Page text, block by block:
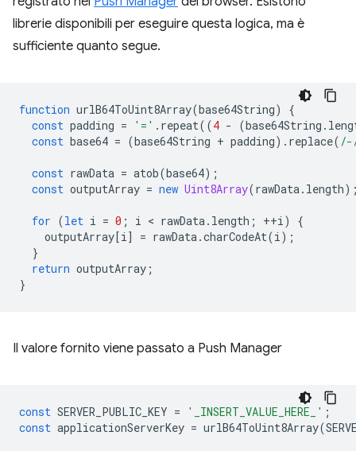
librerie disponibili per eseguire questa logica, ma è
sufficiente quanto segue.
function urlB64ToUint8Array(base64String)
{
const padding = '=' . repeat((4 - (base64String .
const base64 = (base64String + padding). replace(
const rawData = atob(base64);
const outputArray = new Uint8Array(rawData. length
for (let i = 0 ; i < rawData. length ; ++i)
{
outputArray[i] = rawData.charCodeAt(i);
}
return outputArray ;
}
Il valore fornito viene passato a Push Manager
const SERVER_PUBLIC_KEY = '_INSERT_VALUE_HERE_' ;
const applicationServerKey = urlB64ToUint8Array(